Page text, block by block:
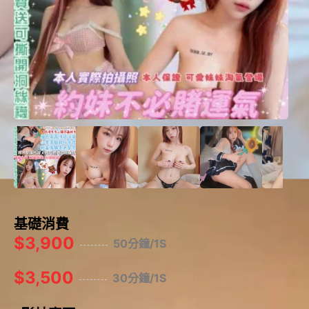
基礎消費
$3,900 50分鐘/1S
$3,500 30分鐘/1S